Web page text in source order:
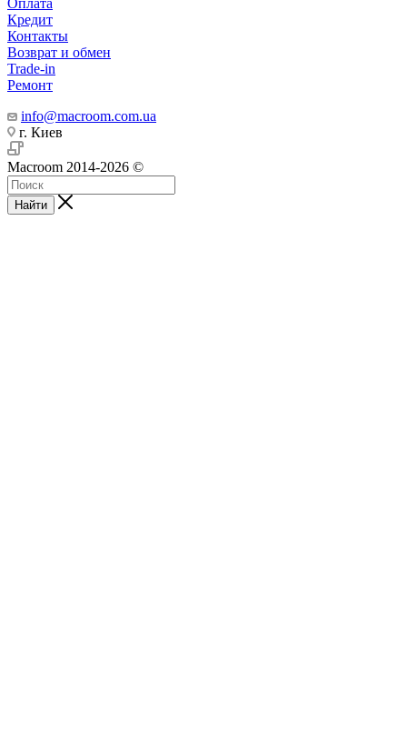
Кредит
Контакты
Возврат и обмен
Trade-in
Ремонт
info@macroom.com.ua
г. Киев
Macroom 2014-2026 ©
Найти